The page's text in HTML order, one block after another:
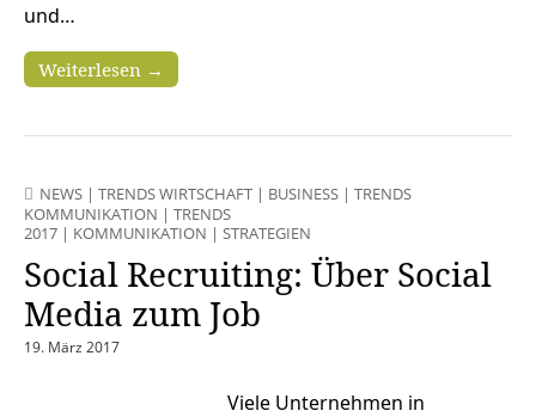
und…
Weiterlesen →
NEWS | TRENDS WIRTSCHAFT | BUSINESS | TRENDS
KOMMUNIKATION | TRENDS
2017 | KOMMUNIKATION | STRATEGIEN
Social Recruiting: Über Social
Media zum Job
19. März 2017
Viele Unternehmen in